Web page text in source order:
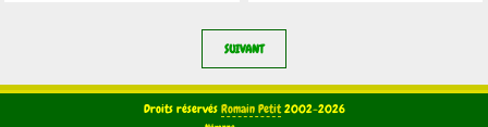
SUIVANT
Droits réservés Romain Petit2002-2026